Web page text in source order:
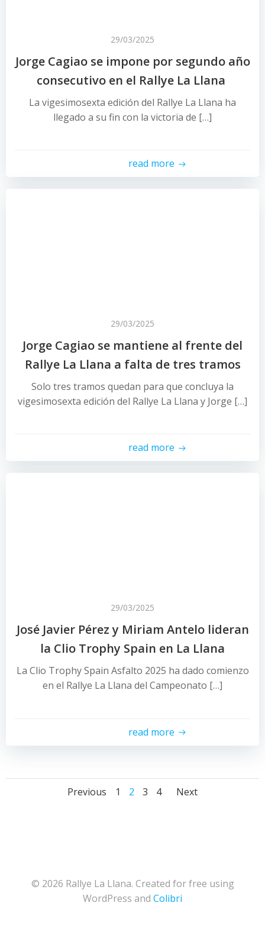
29/03/2025
Jorge Cagiao se impone por segundo año
consecutivo en el Rallye La Llana
La vigesimosexta edición del Rallye La Llana ha
llegado a su fin con la victoria de […]
read more
29/03/2025
Jorge Cagiao se mantiene al frente del
Rallye La Llana a falta de tres tramos
Solo tres tramos quedan para que concluya la
vigesimosexta edición del Rallye La Llana y Jorge […]
read more
29/03/2025
José Javier Pérez y Miriam Antelo lideran
la Clio Trophy Spain en La Llana
La Clio Trophy Spain Asfalto 2025 ha dado comienzo
en el Rallye La Llana del Campeonato […]
read more
Posts
Previous
Posts
Page
1 Page
2 Page
3 Page
4
Posts
Next
© 2026 Rallye La Llana. Created for free using
WordPress and Colibri